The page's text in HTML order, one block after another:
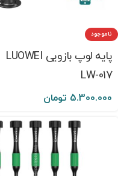
ناموجود
پایه لوپ بازویی LUOWEI
LW-017
5.300.000 تومان